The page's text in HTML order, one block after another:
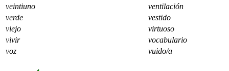
veintiuno
ventilación
verde
vestido
viejo
virtuoso
vivir
vocabulario
voz
vuido/a